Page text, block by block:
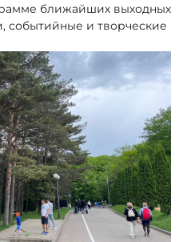
ближайших выходных
событийные и творческие